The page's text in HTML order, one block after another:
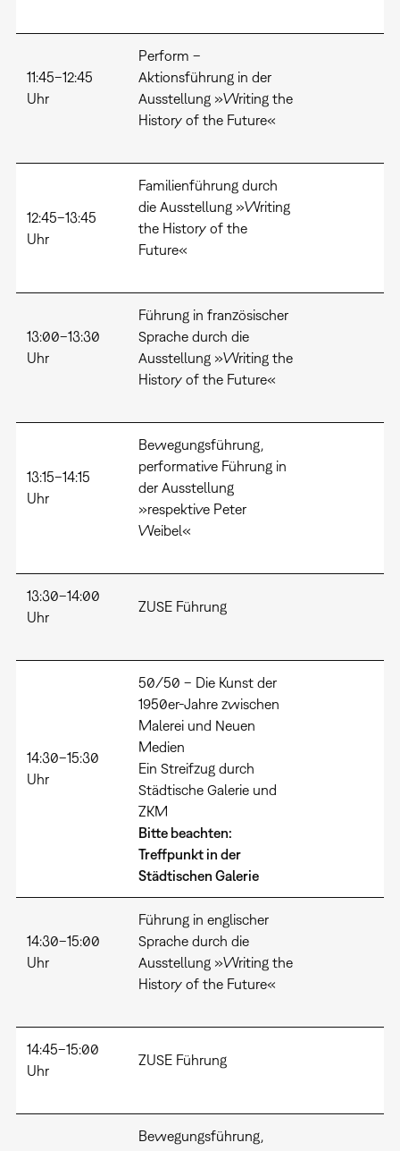
11:45–12:45
Uhr
Perform –
Aktionsführung in der
Ausstellung »Writing the
History of the Future«
12:45–13:45
Uhr
Familienführung durch
die Ausstellung »Writing
the History of the
Future«
13:00–13:30
Uhr
Führung in französischer
Sprache durch die
Ausstellung »Writing the
History of the Future«
13:15–14:15
Uhr
Bewegungsführung,
performative Führung in
der Ausstellung
»respektive Peter
Weibel«
13:30–14:00
Uhr
ZUSE Führung
14:30–15:30
Uhr
50/50 – Die Kunst der
1950er-Jahre zwischen
Malerei und Neuen
Medien
Ein Streifzug durch
Städtische Galerie und
ZKM
Bitte beachten:
Treffpunkt in der
Städtischen Galerie
14:30–15:00
Uhr
Führung in englischer
Sprache durch die
Ausstellung »Writing the
History of the Future«
14:45–15:00
Uhr
ZUSE Führung
Bewegungsführung,